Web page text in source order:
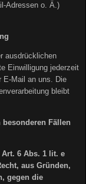
Adressen o. Ä.)
ausdrücklichen
Einwilligung jederzeit
E-Mail an uns. Die
bleibt
Fällen
6 Abs. 1 lit. e
aus Gründen,
gegen die